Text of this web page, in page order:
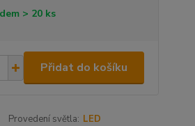
> 20 ks
Přidat do košíku
Provedení světla: LED